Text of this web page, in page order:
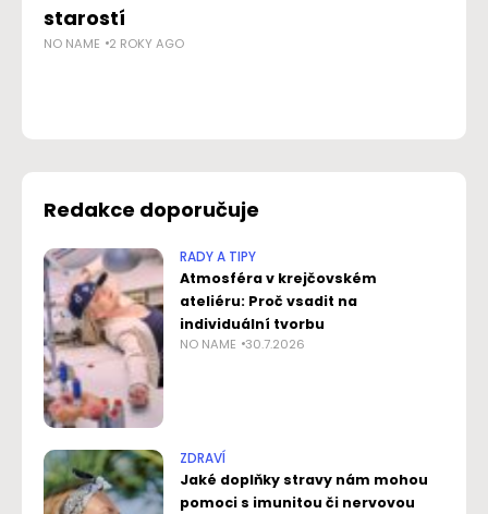
starostí
NO NAME 2 ROKY AGO
Redakce doporučuje
RADY A TIPY
Atmosféra v krejčovském
ateliéru: Proč vsadit na
individuální tvorbu
NO NAME 30.7.2026
ZDRAVÍ
Jaké doplňky stravy nám mohou
pomoci s imunitou či nervovou